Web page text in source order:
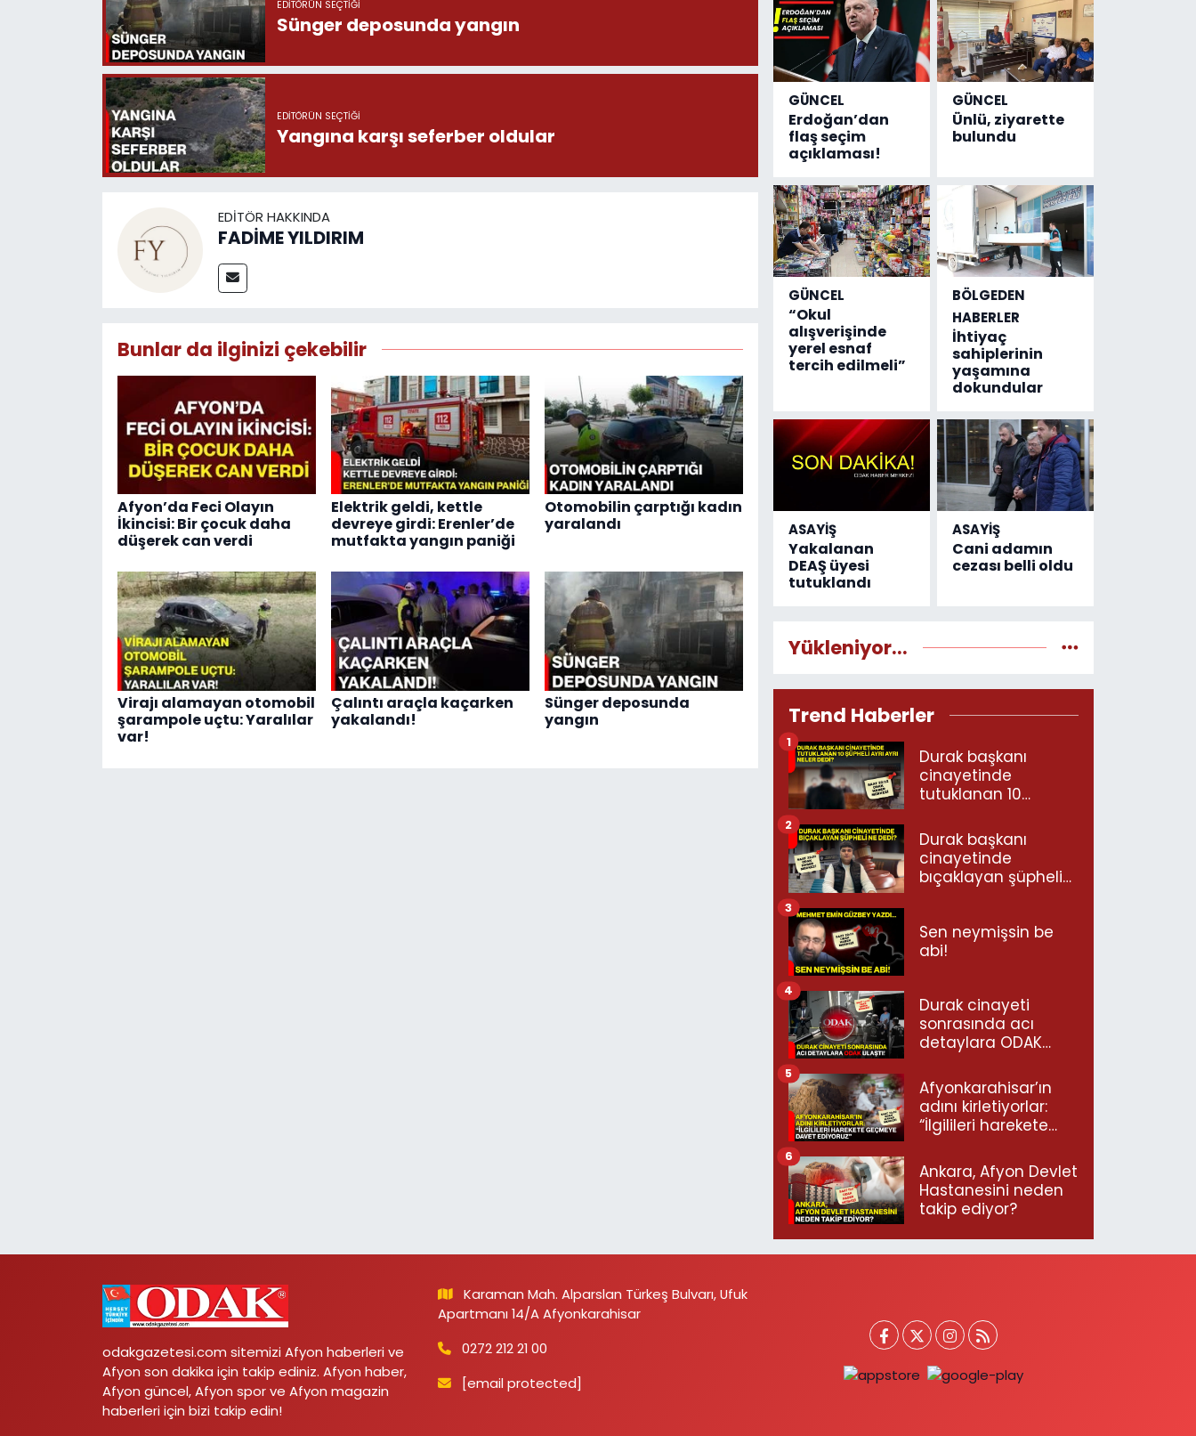
EDITÖRÜN SEÇTIĞI
Sünger deposunda yangın
EDITÖRÜN SEÇTIĞI
Yangına karşı seferber oldular
EDITÖR HAKKINDA
FADİME YILDIRIM
Bunlar da ilginizi çekebilir
Afyon’da Feci Olayın
İkincisi: Bir çocuk daha
düşerek can verdi
Elektrik geldi, kettle
devreye girdi: Erenler’de
mutfakta yangın paniği
Otomobilin çarptığı kadın
yaralandı
Virajı alamayan otomobil
şarampole uçtu: Yaralılar
var!
Çalıntı araçla kaçarken
yakalandı!
Sünger deposunda
yangın
GÜNCEL
Erdoğan’dan
flaş seçim
açıklaması!
GÜNCEL
Ünlü, ziyarette
bulundu
GÜNCEL
“Okul
alışverişinde
yerel esnaf
tercih edilmeli”
BÖLGEDEN
HABERLER
İhtiyaç
sahiplerinin
yaşamına
dokundular
ASAYİŞ
Yakalanan
DEAŞ üyesi
tutuklandı
ASAYİŞ
Cani adamın
cezası belli oldu
Yükleniyor...
Trend Haberler
Durak başkanı
cinayetinde
tutuklanan 10
neler dedi?
1
Durak başkanı
cinayetinde
bıçaklayan şüpheli
2
Sen neymişsin be
abi!
3
Durak cinayeti
sonrasında acı
detaylara ODAK
4
Afyonkarahisar’ın
adını kirletiyorlar:
“İlgilileri harekete
ediyoruz”
5
Ankara, Afyon Devlet
Hastanesini neden
takip ediyor?
6
odakgazetesi.com sitemizi Afyon haberleri ve
Afyon son dakika için takip ediniz. Afyon haber,
Afyon güncel, Afyon spor ve Afyon magazin
haberleri için bizi takip edin!
Karaman Mah. Alparslan Türkeş Bulvarı, Ufuk
Apartmanı 14/A Afyonkarahisar
0272 212 21 00
[email protected]